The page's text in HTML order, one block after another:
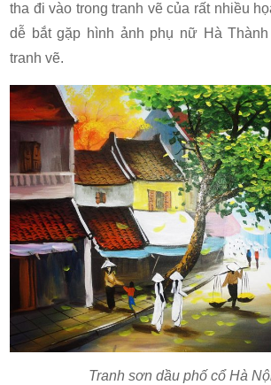
tha đi vào trong tranh vẽ của rất nhiều
dễ bắt gặp hình ảnh phụ nữ Hà
tranh vẽ.
Tranh sơn dầu phố cổ Hà Nội